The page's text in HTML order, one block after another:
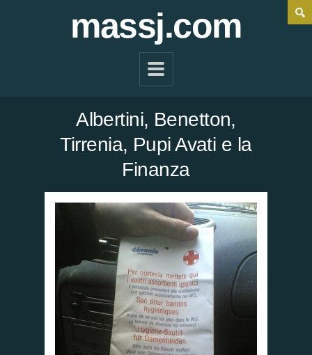
massj.com
Albertini, Benetton,
Tirrenia, Pupi Avati e la
Finanza